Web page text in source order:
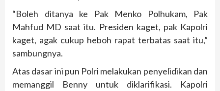
“Boleh ditanya ke Pak Menko Polhukam, Pak
Mahfud MD saat itu. Presiden kaget, pak Kapolri
kaget, agak cukup heboh rapat terbatas saat itu,”
sambungnya.
Atas dasar ini pun Polri melakukan penyelidikan dan
memanggil Benny untuk diklarifikasi. Kapolri